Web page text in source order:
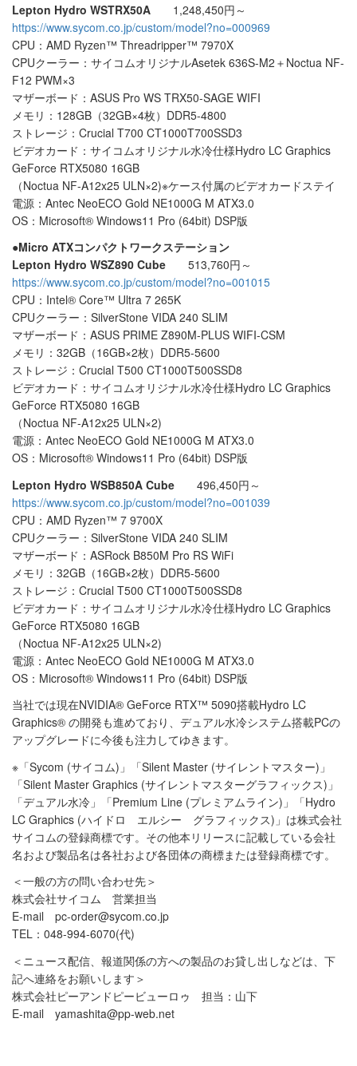
Lepton Hydro WSTRX50A
1,248,450円～
https://www.sycom.co.jp/custom/model?no=000969
CPU：AMD Ryzen™ Threadripper™ 7970X
CPUクーラー：サイコムオリジナルAsetek 636S-M2＋Noctua NF-
F12 PWM×3
マザーボード：ASUS Pro WS TRX50-SAGE WIFI
メモリ：128GB（32GB×4枚）DDR5-4800
ストレージ：Crucial T700 CT1000T700SSD3
ビデオカード：サイコムオリジナル水冷仕様Hydro LC Graphics
GeForce RTX5080 16GB
（Noctua NF-A12x25 ULN×2)※ケース付属のビデオカードステイ
電源：Antec NeoECO Gold NE1000G M ATX3.0
OS：Microsoft® Windows11 Pro (64bit) DSP版
●Micro ATXコンパクトワークステーション
Lepton Hydro WSZ890 Cube
513,760円～
https://www.sycom.co.jp/custom/model?no=001015
CPU：Intel® Core™ Ultra 7 265K
CPUクーラー：SilverStone VIDA 240 SLIM
マザーボード：ASUS PRIME Z890M-PLUS WIFI-CSM
メモリ：32GB（16GB×2枚）DDR5-5600
ストレージ：Crucial T500 CT1000T500SSD8
ビデオカード：サイコムオリジナル水冷仕様Hydro LC Graphics
GeForce RTX5080 16GB
（Noctua NF-A12x25 ULN×2)
電源：Antec NeoECO Gold NE1000G M ATX3.0
OS：Microsoft® Windows11 Pro (64bit) DSP版
Lepton Hydro WSB850A Cube
496,450円～
https://www.sycom.co.jp/custom/model?no=001039
CPU：AMD Ryzen™ 7 9700X
CPUクーラー：SilverStone VIDA 240 SLIM
マザーボード：ASRock B850M Pro RS WiFi
メモリ：32GB（16GB×2枚）DDR5-5600
ストレージ：Crucial T500 CT1000T500SSD8
ビデオカード：サイコムオリジナル水冷仕様Hydro LC Graphics
GeForce RTX5080 16GB
（Noctua NF-A12x25 ULN×2)
電源：Antec NeoECO Gold NE1000G M ATX3.0
OS：Microsoft® Windows11 Pro (64bit) DSP版
当社では現在NVIDIA® GeForce RTX™ 5090搭載Hydro LC
Graphics® の開発も進めており、デュアル水冷システム搭載PCの
アップグレードに今後も注力してゆきます。
※「Sycom (サイコム)」「Silent Master (サイレントマスター)」
「Silent Master Graphics (サイレントマスターグラフィックス)」
「デュアル水冷」「Premium Line (プレミアムライン)」「Hydro
LC Graphics (ハイドロ エルシー グラフィックス)」は株式会社
サイコムの登録商標です。その他本リリースに記載している会社
名および製品名は各社および各団体の商標または登録商標です。
＜一般の方の問い合わせ先＞
株式会社サイコム 営業担当
E-mail pc-order@sycom.co.jp
TEL：048-994-6070(代)
＜ニュース配信、報道関係の方への製品のお貸し出しなどは、下
記へ連絡をお願いします＞
株式会社ピーアンドピービューロゥ 担当：山下
E-mail yamashita@pp-web.net